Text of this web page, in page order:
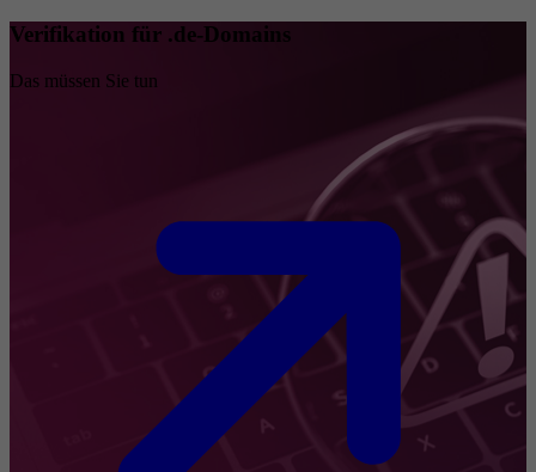
Verifikation für .de-Domains
Das müssen Sie tun